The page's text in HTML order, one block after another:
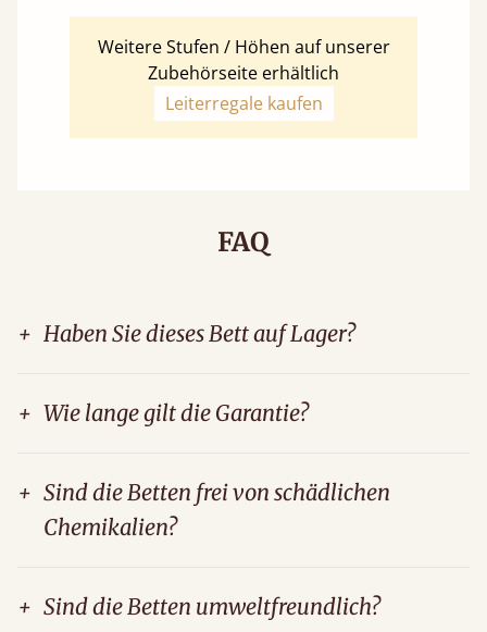
Weitere Stufen / Höhen auf unserer
Zubehörseite erhältlich
Leiterregale kaufen
FAQ
+ Haben Sie dieses Bett auf Lager?
+ Wie lange gilt die Garantie?
+ Sind die Betten frei von schädlichen
Chemikalien?
+ Sind die Betten umweltfreundlich?